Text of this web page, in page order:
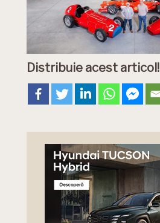
Distribuie acest articol!